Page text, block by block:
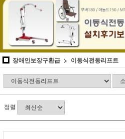
장애인보장구환급 이동식전동리프트
정렬